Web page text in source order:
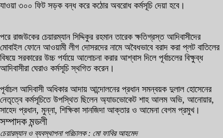
যাওয়া ৩০০ ফিট সড়ক বন্ধ করে কঠোর অবরোধ কর্মসূচি দেয়া হবে।
পরে রাজউকের চেয়ারম্যান সিদ্দিকুর রহমান তারেক ক্ষতিগ্রস্ত আদিবাসীদের
মোবাইল ফোনে আওয়ামী লীগ দোসরদের নামে অবৈধভাবে বরাদ করা প্লট বাতিলের
বিষয়ে সরকারের উচ্চ পর্যায়ে আলোচনা করার আশ্বাস দিলে পূর্বাচলের বিক্ষুব্ধ
আদিবাসীরা ঘেরাও কর্মসূচি স্থগিত করেন।
পূর্বাচল আদিবাসী অধিকার আদায় আন্দোলনের প্রধান সমন্বয়ক দুলাল হোসেনের
নেতৃত্বে কর্মসূচিতে উপস্থিত ছিলেন অ্যাডভোকেট শাহ আলম অভি, আনোয়ার,
সাহেদ প্রধান, মুন্না, শিক্ষিকা সানজিদা আক্তার ও আমেনা বেগম প্রমুখ।
সম্পাদক মন্ডলী
চেয়ারম্যান ও ব্যবস্থাপনা পরিচালক : মো ফাবির আহমেদ